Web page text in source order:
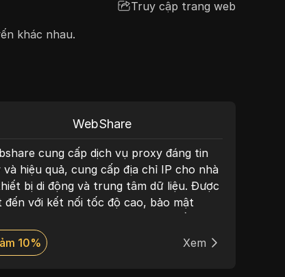
Truy cập trang web
khác nhau.
PlainProxies
PlainProxies cung cấp dịch vụ proxy đáng tin
cậy, tập trung vào các địa chỉ IP dân cư và
trung tâm dữ liệu. Nổi tiếng với tốc độ
nhanh, kết nối ổn định và mạng lưới toàn cầu
để nâng cao quyền riêng tư trực tuyến, vượt
qua các hạn chế địa lý và tối ưu hóa các
Giảm 10% Xem